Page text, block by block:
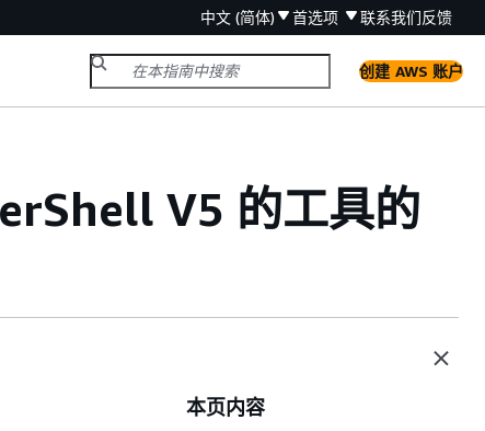
中文 (简体) 首选项 联系我们反馈
创建 AWS 账户
V5 的工具的
本页内容